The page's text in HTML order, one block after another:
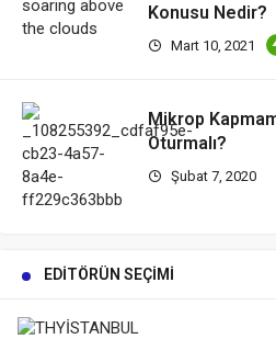
Konusu Nedir?
Mart 10, 2021
Mikrop
Oturmalı?
Şubat 7, 2020
EDITÖRÜN SEÇIMI